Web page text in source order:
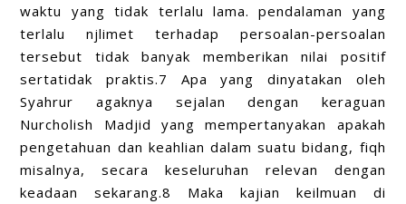
waktu yang tidak terlalu lama. pendalaman yang
terlalu njlimet terhadap persoalan-persoalan
tersebut tidak banyak memberikan nilai positif
sertatidak praktis.7 Apa yang dinyatakan oleh
Syahrur agaknya sejalan dengan keraguan
Nurcholish Madjid yang mempertanyakan apakah
pengetahuan dan keahlian dalam suatu bidang, fiqh
misalnya, secara keseluruhan relevan dengan
keadaan sekarang.8 Maka kajian keilmuan di